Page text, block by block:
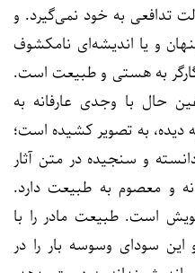
تدافعی به خود نمی‌گیرد. و
و یا اندیشه‌ای نامکشوف
به هستی و طبیعت است.
حال با وجدی عارفانه به
به تصویر کشیده است؛
و سنجیده در متن آثار
و معصوم به طبیعت دارد.
است. طبیعت مادر را با
سودای وسوسه بار را در